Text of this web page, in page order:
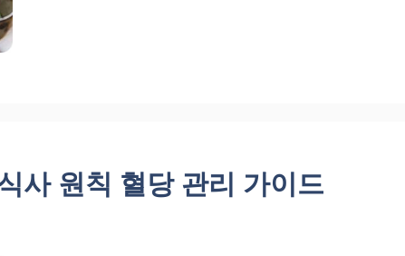
사 원칙 혈당 관리 가이드